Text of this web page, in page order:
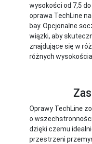
wysokości od 7,5
oprawa TechLine
bay. Opcjonalne
wiązki, aby
znajdujące się w
różnych
Oprawy TechLine
o
dzięki czemu
przestrzeni